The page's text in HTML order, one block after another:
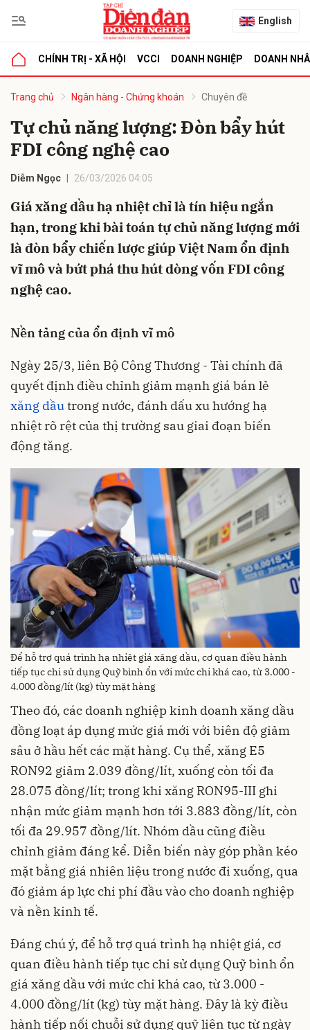
English
CHÍNH TRỊ - XÃ HỘI VCCI DOANH NGHIỆP DOANH
Trang chủ Ngân hàng - Chứng khoán Chuyên đề
Tự chủ năng lượng: Đòn bẩy hút
FDI công nghệ cao
Diễm Ngọc 26/03/2026 04:05
Giá xăng dầu hạ nhiệt chỉ là tín hiệu ngắn
hạn, trong khi bài toán tự chủ năng lượng mới
là đòn bẩy chiến lược giúp Việt Nam ổn định
vĩ mô và bứt phá thu hút dòng vốn FDI công
nghệ cao.
Nền tảng của ổn định vĩ mô
Ngày 25/3, liên Bộ Công Thương - Tài chính đã
quyết định điều chỉnh giảm mạnh giá bán lẻ
xăng dầutrong nước, đánh dấu xu hướng hạ
nhiệt rõ rệt của thị trường sau giai đoạn biến
động tăng.
Để hỗ trợ quá trình hạ nhiệt giá xăng dầu, cơ quan điều hành
tiếp tục chi sử dụng Quỹ bình ổn với mức chi khá cao, từ 3.000 -
4.000 đồng/lít (kg) tùy mặt hàng
Theo đó, các doanh nghiệp kinh doanh xăng dầu
đồng loạt áp dụng mức giá mới với biên độ giảm
sâu ở hầu hết các mặt hàng. Cụ thể, xăng E5
RON92 giảm 2.039 đồng/lít, xuống còn tối đa
28.075 đồng/lít; trong khi xăng RON95-III ghi
nhận mức giảm mạnh hơn tới 3.883 đồng/lít, còn
tối đa 29.957 đồng/lít. Nhóm dầu cũng điều
chỉnh giảm đáng kể. Diễn biến này góp phần kéo
mặt bằng giá nhiên liệu trong nước đi xuống, qua
đó giảm áp lực chi phí đầu vào cho doanh nghiệp
và nền kinh tế.
Đáng chú ý, để hỗ trợ quá trình hạ nhiệt giá, cơ
quan điều hành tiếp tục chi sử dụng Quỹ bình ổn
giá xăng dầu với mức chi khá cao, từ 3.000 -
4.000 đồng/lít (kg) tùy mặt hàng. Đây là kỳ điều
hành tiếp nối chuỗi sử dụng quỹ liên tục từ ngày
luận
Hủy